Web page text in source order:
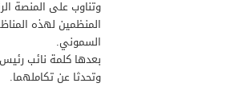
وتناوب على المنصة
المنظمين لهذه
السموني.
بعدها كلمة نائب
وتحدثا عن تكاملهما.